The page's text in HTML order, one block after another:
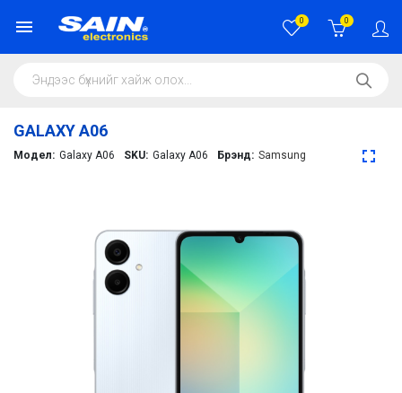
0 0
GALAXY A06
Модел: Galaxy A06 SKU: Galaxy A06 Брэнд: Samsung